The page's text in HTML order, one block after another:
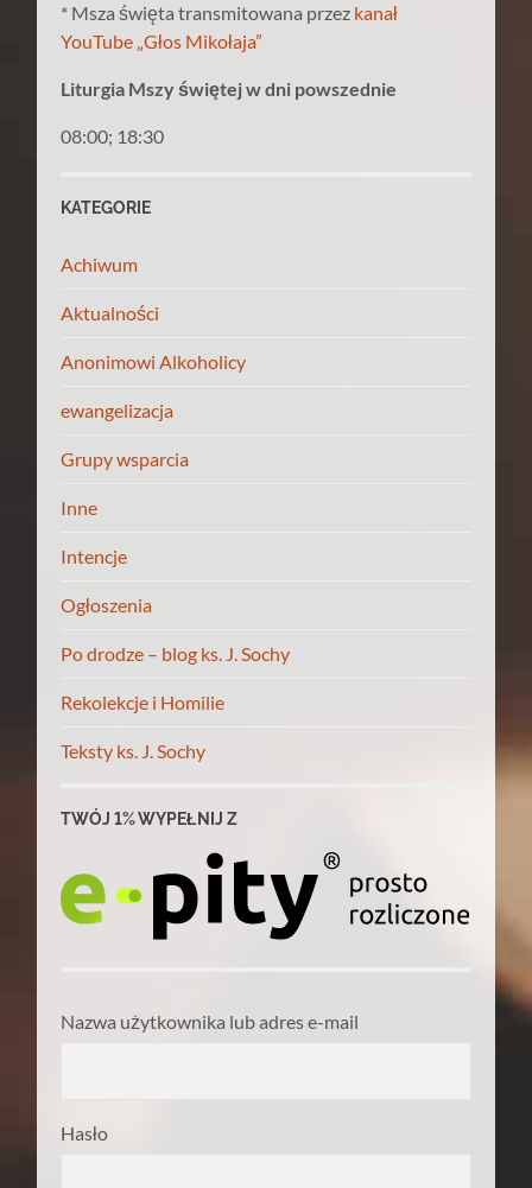
* Msza święta transmitowana przez kanał
YouTube „Głos Mikołaja”
Liturgia Mszy świętej w dni powszednie
08:00; 18:30
KATEGORIE
Achiwum
Aktualności
Anonimowi Alkoholicy
ewangelizacja
Grupy wsparcia
Inne
Intencje
Ogłoszenia
Po drodze – blog ks. J. Sochy
Rekolekcje i Homilie
Teksty ks. J. Sochy
TWÓJ 1% WYPEŁNIJ Z
Nazwa użytkownika lub adres e-mail
Hasło